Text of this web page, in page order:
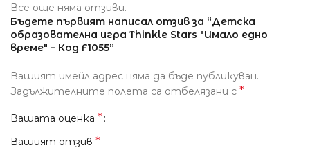
Все още няма отзиви.
Бъдете първият написал отзив за “Детска
образователна игра Thinkle Stars "Имало едно
време" – Код F1055”
Вашият имейл адрес няма да бъде публикуван.
Задължителните полета са отбелязани с *
Вашата оценка *
Вашият отзив *